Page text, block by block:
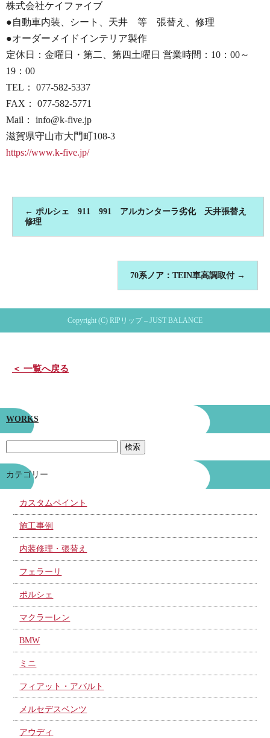
株式会社ケイファイブ
●自動車内装、シート、天井 等 張替え、修理
●オーダーメイドインテリア製作
定休日：金曜日・第二、第四土曜日 営業時間：10：00～
19：00
TEL： 077-582-5337
FAX： 077-582-5771
Mail： info@k-five.jp
滋賀県守山市大門町108-3
https://www.k-five.jp/
← ポルシェ 911 991 アルカンターラ劣化 天井張替え
修理
70系ノア：TEIN車高調取付 →
Copyright (C) RIPリップ – JUST BALANCE
＜ 一覧へ戻る
WORKS
カテゴリー
カスタムペイント
施工事例
内装修理・張替え
フェラーリ
ポルシェ
マクラーレン
BMW
ミニ
フィアット・アバルト
メルセデスベンツ
アウディ